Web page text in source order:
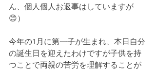
ん、個人個人お返事はしていますが
😊）
今年の1月に第一子が生まれ、本日自分
の誕生日を迎えたわけですが子供を持
つことで両親の苦労を理解することが